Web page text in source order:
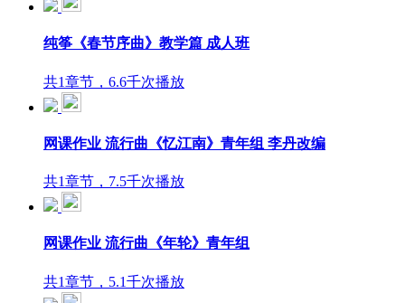
纯筝《春节序曲》教学篇 成人班
共1章节，6.6千次播放
网课作业 流行曲《忆江南》青年组 李丹改编
共1章节，7.5千次播放
网课作业 流行曲《年轮》青年组
共1章节，5.1千次播放